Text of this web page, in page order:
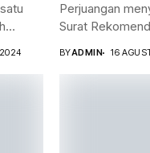
Perjuangan
Surat
BYADMIN 16